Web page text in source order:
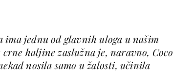
ima jednu od glavnih uloga u našim
haljine zaslužna je, naravno, Coco
nosila samo u žalosti, učinila
Viber